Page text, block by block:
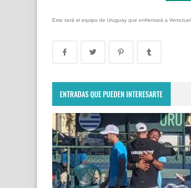
Este será el equipo de Uruguay que enfrentará a
ENTRADAS QUE PUEDEN INTERESARTE